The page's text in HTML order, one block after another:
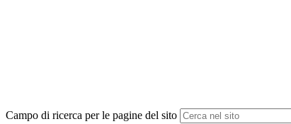
Campo di ricerca per le pagine del sito